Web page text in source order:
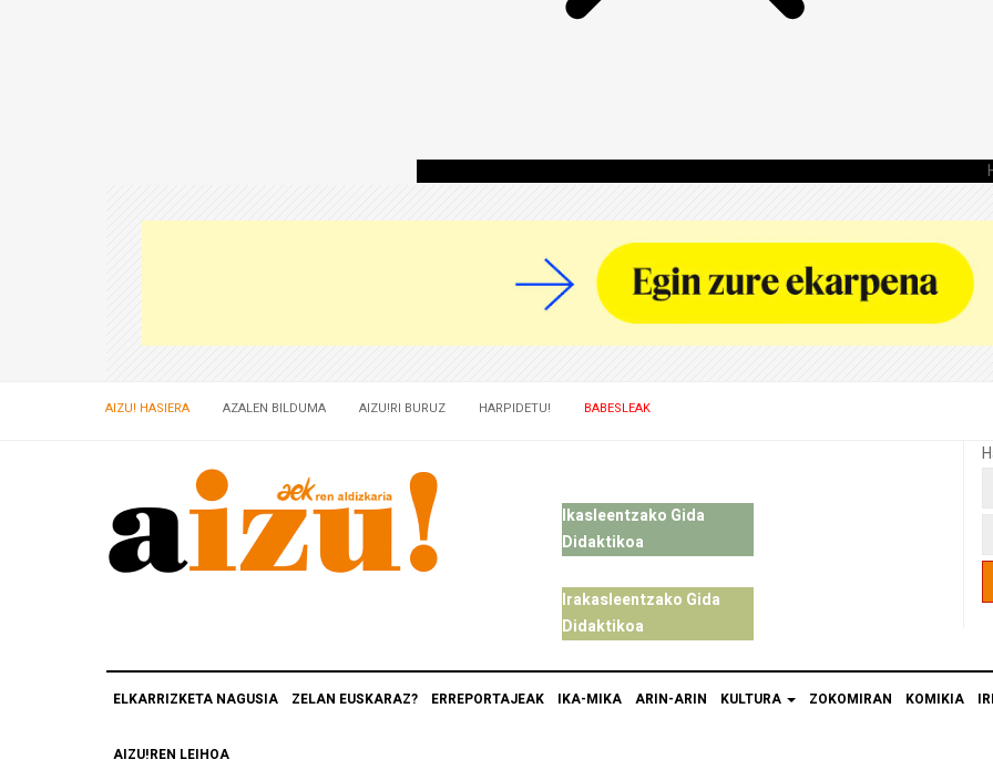
AIZU! HASIERA AZALEN BILDUMA AIZU!RI BURUZ HARPIDETU! BABESLEAK
Ikasleentzako Gida
Didaktikoa
Irakasleentzako Gida
Didaktikoa
ELKARRIZKETA NAGUSIA ZELAN EUSKARAZ? ERREPORTAJEAK IKA-MIKA ARIN-ARIN KULTURA ZOKOMIRAN KOMIKIA
AIZU!REN LEIHOA